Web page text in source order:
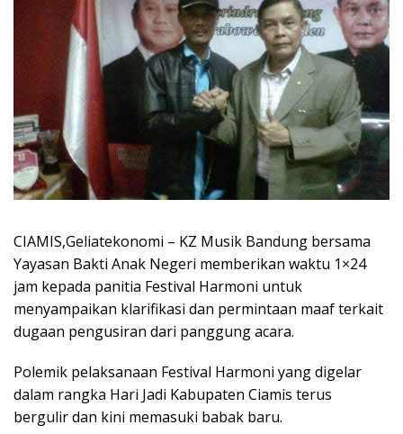
CIAMIS,Geliatekonomi – KZ Musik Bandung bersama
Yayasan Bakti Anak Negeri memberikan waktu 1×24
jam kepada panitia Festival Harmoni untuk
menyampaikan klarifikasi dan permintaan maaf terkait
dugaan pengusiran dari panggung acara.
Polemik pelaksanaan Festival Harmoni yang digelar
dalam rangka Hari Jadi Kabupaten Ciamis terus
bergulir dan kini memasuki babak baru.